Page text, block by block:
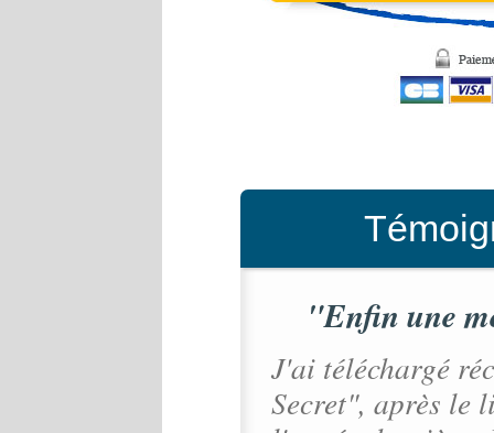
"Enfin une
J'ai téléchargé
Secret", après le